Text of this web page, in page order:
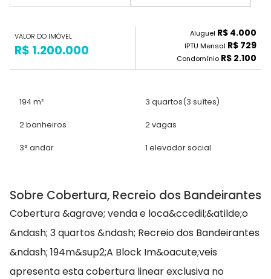
VALOR DO IMÓVEL
R$ 1.200.000
Aluguel R$ 4.000
IPTU Mensal R$ 729
Condomínio R$ 2.100
194 m² 3 quartos(3 suítes)
2 banheiros 2 vagas
3° andar 1 elevador social
Sobre Cobertura, Recreio dos Bandeirantes
Cobertura &agrave; venda e loca&ccedil;&atilde;o
&ndash; 3 quartos &ndash; Recreio dos Bandeirantes
&ndash; 194m&sup2;A Block Im&oacute;veis
apresenta esta cobertura linear exclusiva no